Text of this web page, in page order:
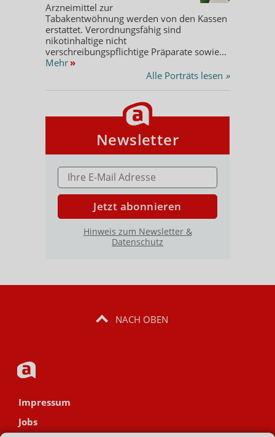
Arzneimittel zur
Tabakentwöhnung werden von den Kassen
erstattet. Verordnungsfähig sind
nikotinhaltige nicht
verschreibungspflichtige Präparate sowie...
Mehr »
Alle Porträts lesen »
Newsletter
E-MAIL ADRESSE
Jetzt abonnieren
Hinweis zum Newsletter &
Datenschutz
NACH OBEN
Impressum
Jobs